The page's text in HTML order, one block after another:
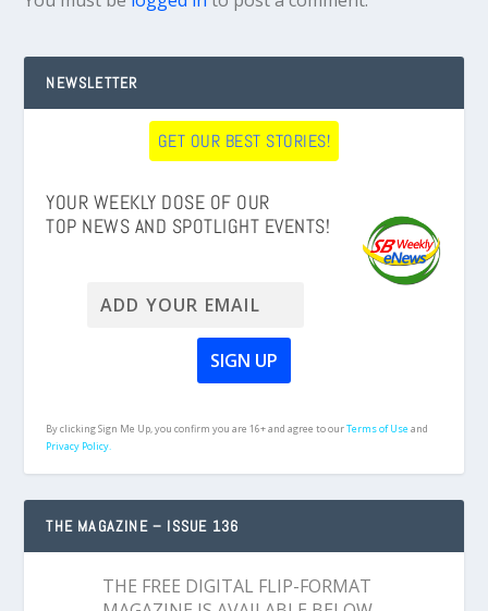
NEWSLETTER
GET OUR BEST STORIES!
YOUR WEEKLY DOSE OF OUR
TOP NEWS AND SPOTLIGHT EVENTS!
By clicking Sign Me Up, you confirm you are 16+ and agree to ourTerms of Useand
Privacy Policy.
THE MAGAZINE – ISSUE 136
THE FREE DIGITAL FLIP-FORMAT